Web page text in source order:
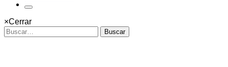
×Cerrar
Buscar